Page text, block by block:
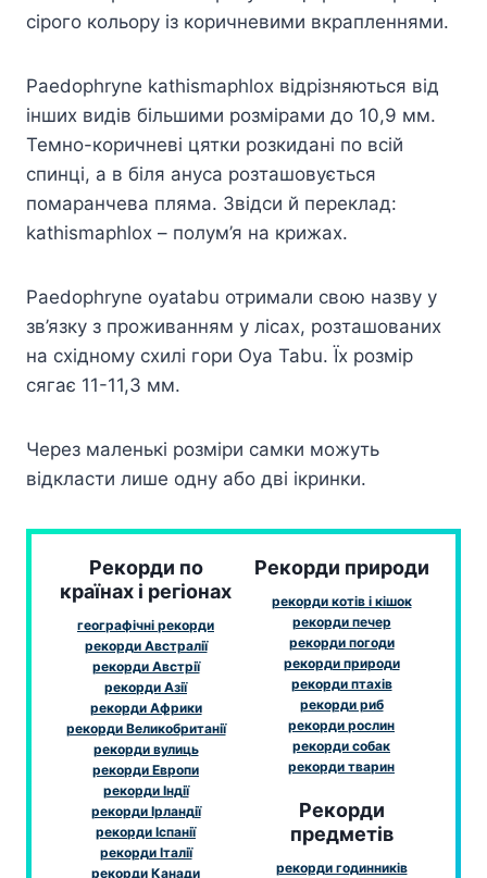
сірого кольору із коричневими вкрапленнями.
Paedophryne kathismaphlox відрізняються від
інших видів більшими розмірами до 10,9 мм.
Темно-коричневі цятки розкидані по всій
спинці, а в біля ануса розташовується
помаранчева пляма. Звідси й переклад:
kathismaphlox – полум’я на крижах.
Paedophryne oyatabu отримали свою назву у
зв’язку з проживанням у лісах, розташованих
на східному схилі гори Oya Tabu. Їх розмір
сягає 11-11,3 мм.
Через маленькі розміри самки можуть
відкласти лише одну або дві ікринки.
Рекорди по
країнах і регіонах
географічні рекорди
рекорди Австралії
рекорди Австрії
рекорди Азії
рекорди Африки
рекорди Великобританії
рекорди вулиць
рекорди Европи
рекорди Індії
рекорди Ірландії
рекорди Іспанії
рекорди Італії
рекорди Канади
Рекорди природи
рекорди котів і кішок
рекорди печер
рекорди погоди
рекорди природи
рекорди птахів
рекорди риб
рекорди рослин
рекорди собак
рекорди тварин
Рекорди
предметів
рекорди годинників